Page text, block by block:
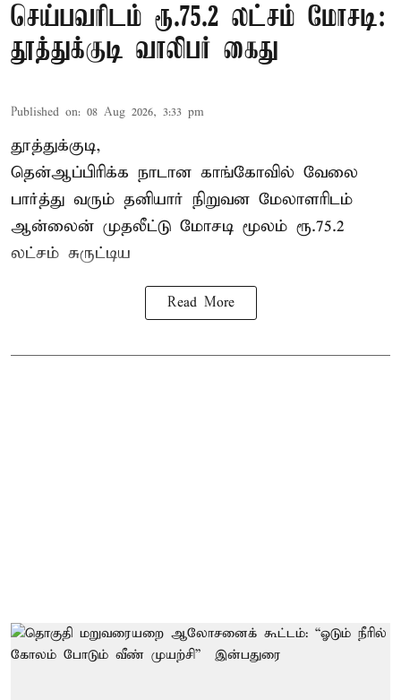
செய்பவரிடம் ரூ.75.2 லட்சம் மோசடி:
தூத்துக்குடி வாலிபர் கைது
Published on: 08 Aug 2026, 3:33 pm
தூத்துக்குடி,
தென்ஆப்பிரிக்க நாடான காங்கோவில் வேலை
பார்த்து வரும் தனியார் நிறுவன மேலாளரிடம்
ஆன்லைன் முதலீட்டு மோசடி மூலம் ரூ.75.2
லட்சம் சுருட்டிய
Read More